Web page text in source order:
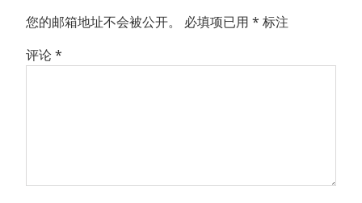
您的邮箱地址不会被公开。 必填项已用 * 标注
评论*